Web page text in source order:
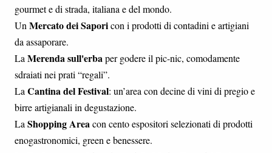
gourmet e di strada, italiana e del mondo.
Un Mercato dei Saporicon i prodotti di contadini e artigiani
da assaporare.
La Merenda sull'erba per godere il pic-nic, comodamente
sdraiati nei prati “regali”.
La Cantina del Festival: un’area con decine di vini di pregio e
birre artigianali in degustazione.
La Shopping Area con cento espositori selezionati di prodotti
enogastronomici, green e benessere.